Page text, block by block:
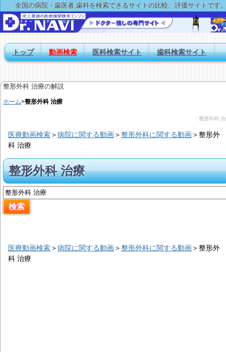
全国の病院・歯医者,歯科を検索できるサイトの比較、評価サイトです
トップ 動画検索 医科検索サイト 歯科検索サイト
整形外科 治療の解説
ホーム>整形外科 治療
整形外科
医療動画検索＞病院に関する動画＞整形外科に関する動画＞整形外
科 治療
整形外科 治療
医療動画検索＞病院に関する動画＞整形外科に関する動画＞整形外
科 治療